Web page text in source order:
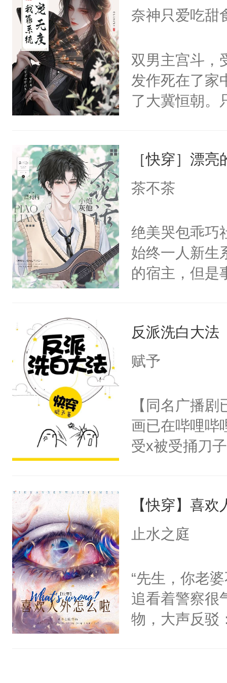
I，他们决定
莲花可不止有
点脑袋，看着
常见问题一：
教科书版：“
母的微笑：“
留看着面前
人，突然醒悟
卫天还没亮，
腰：“陛下，
不好了！”“那
小白莲：“嘤
胡说，我没碰
不愧是大佬
悉，嗷？这不
可以先看仙帝
奈神只爱吃甜
双男主宫斗，
发作死在了家
了大冀恒朝。
惜被人暗害
绝。主神知晓
朝，一个从未
为三种性别。
构与男子相同
了一颗红色的
人，最终坐上
［快穿］漂
茶不茶
绝美哭包乖巧
始终一人新生
的宿主，但
你，打他一
右脸欠踹$￥
前，抬手摸
句：“魂淡！”
血：可爱，
阴恻恻的看着
点头：“你自
谁！”反正有
打工的！小
了！尼玛！到
反派洗白大法
赋予
【同名广播
画已在哔哩哔
受x被受捅刀
病，一个个
上了还是无动
间变脸背叛
的恶事他都对
一个权力滔天
右男主又报复
【快穿】喜
止水之庭
“先生，你老
追看着警察很
物，大声反驳